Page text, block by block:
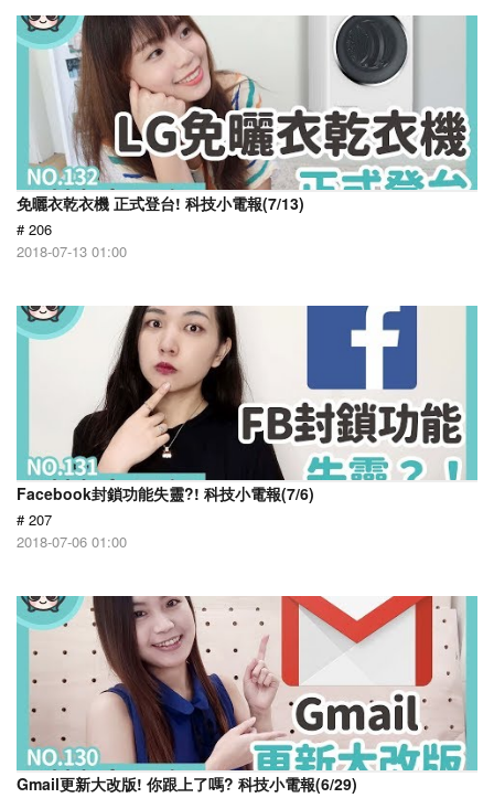
免曬衣乾衣機 正式登台! 科技小電報(7/13)
# 206
2018-07-13 01:00
Facebook封鎖功能失靈?! 科技小電報(7/6)
# 207
2018-07-06 01:00
Gmail更新大改版! 你跟上了嗎? 科技小電報(6/29)